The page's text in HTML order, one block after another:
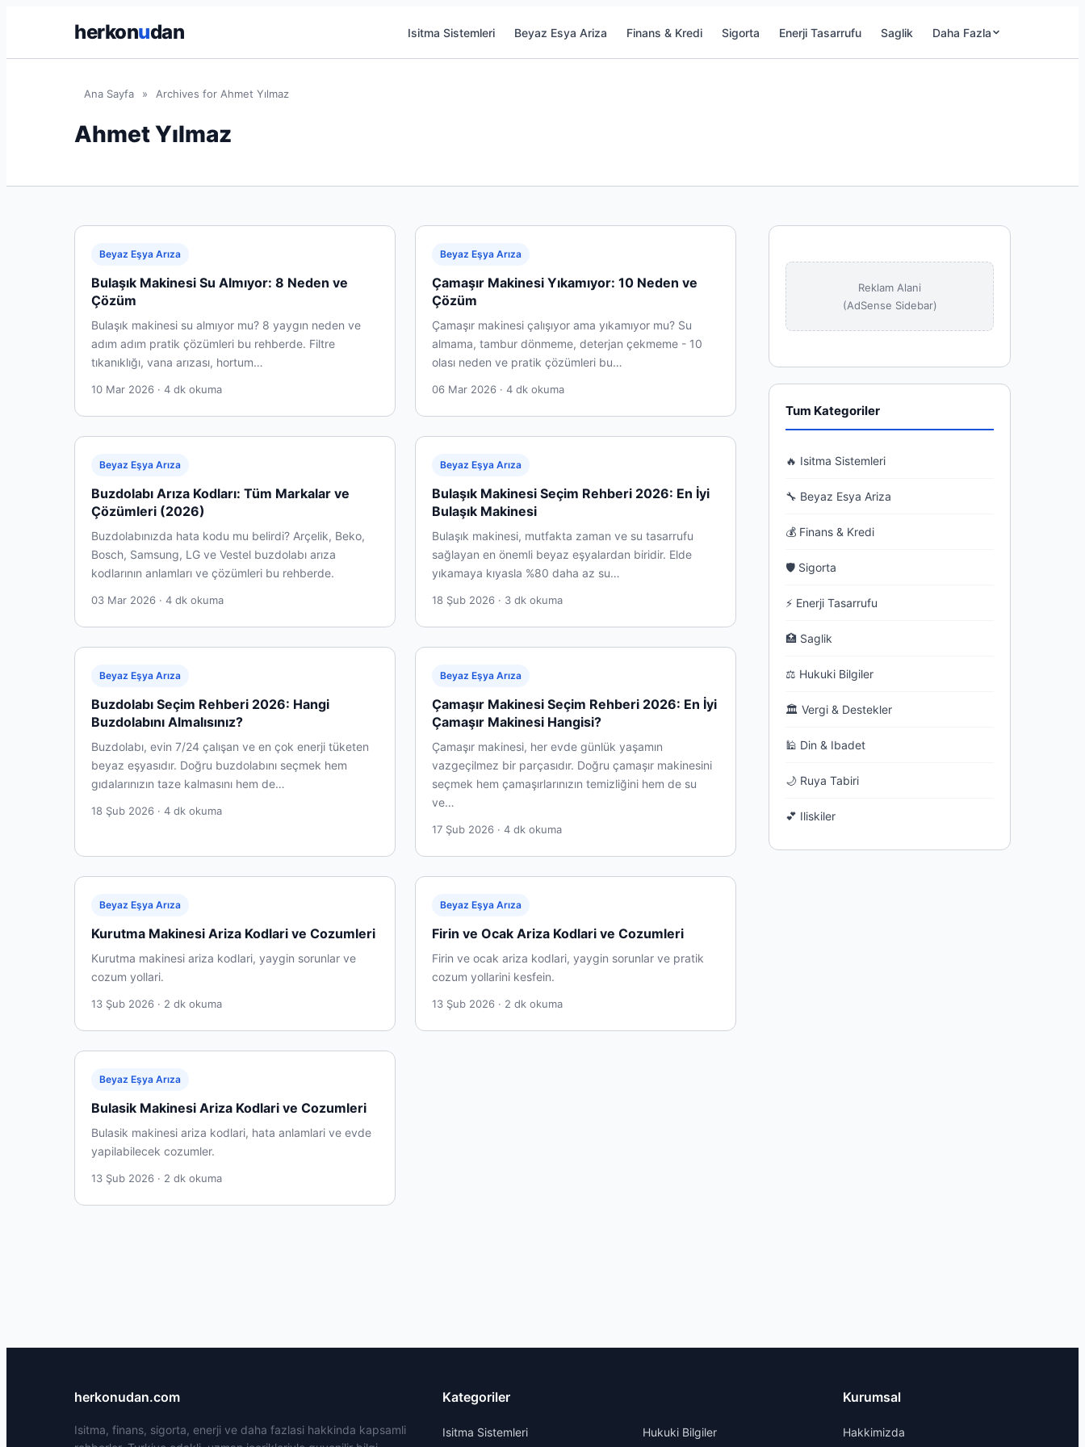
herkonudan Isitma Sistemleri Beyaz Esya Ariza Finans & Kredi Sigorta Enerji Tasarrufu Saglik Daha Fazla
Ana Sayfa » Archives for Ahmet Yılmaz
Ahmet Yılmaz
Beyaz Eşya Arıza
Bulaşık Makinesi Su Almıyor: 8 Neden ve
Çözüm
Bulaşık makinesi su almıyor mu? 8 yaygın neden ve
adım adım pratik çözümleri bu rehberde. Filtre
tıkanıklığı, vana arızası, hortum…
10 Mar 2026 · 4 dk okuma
Beyaz Eşya Arıza
Çamaşır Makinesi Yıkamıyor: 10 Neden ve
Çözüm
Çamaşır makinesi çalışıyor ama yıkamıyor mu? Su
almama, tambur dönmeme, deterjan çekmeme - 10
olası neden ve pratik çözümleri bu…
06 Mar 2026 · 4 dk okuma
Beyaz Eşya Arıza
Buzdolabı Arıza Kodları: Tüm Markalar ve
Çözümleri (2026)
Buzdolabınızda hata kodu mu belirdi? Arçelik, Beko,
Bosch, Samsung, LG ve Vestel buzdolabı arıza
kodlarının anlamları ve çözümleri bu rehberde.
03 Mar 2026 · 4 dk okuma
Beyaz Eşya Arıza
Bulaşık Makinesi Seçim Rehberi 2026: En İyi
Bulaşık Makinesi
Bulaşık makinesi, mutfakta zaman ve su tasarrufu
sağlayan en önemli beyaz eşyalardan biridir. Elde
yıkamaya kıyasla %80 daha az su…
18 Şub 2026 · 3 dk okuma
Beyaz Eşya Arıza
Buzdolabı Seçim Rehberi 2026: Hangi
Buzdolabını Almalısınız?
Buzdolabı, evin 7/24 çalışan ve en çok enerji tüketen
beyaz eşyasıdır. Doğru buzdolabını seçmek hem
gıdalarınızın taze kalmasını hem de…
18 Şub 2026 · 4 dk okuma
Beyaz Eşya Arıza
Çamaşır Makinesi Seçim Rehberi 2026: En İyi
Çamaşır Makinesi Hangisi?
Çamaşır makinesi, her evde günlük yaşamın
vazgeçilmez bir parçasıdır. Doğru çamaşır makinesini
seçmek hem çamaşırlarınızın temizliğini hem de su
ve…
17 Şub 2026 · 4 dk okuma
Beyaz Eşya Arıza
Kurutma Makinesi Ariza Kodlari ve Cozumleri
Kurutma makinesi ariza kodlari, yaygin sorunlar ve
cozum yollari.
13 Şub 2026 · 2 dk okuma
Beyaz Eşya Arıza
Firin ve Ocak Ariza Kodlari ve Cozumleri
Firin ve ocak ariza kodlari, yaygin sorunlar ve pratik
cozum yollarini kesfein.
13 Şub 2026 · 2 dk okuma
Beyaz Eşya Arıza
Bulasik Makinesi Ariza Kodlari ve Cozumleri
Bulasik makinesi ariza kodlari, hata anlamlari ve evde
yapilabilecek cozumler.
13 Şub 2026 · 2 dk okuma
Reklam Alani
(AdSense Sidebar)
Tum Kategoriler
🔥 Isitma Sistemleri
🔧 Beyaz Esya Ariza
💰 Finans & Kredi
🛡 Sigorta
⚡ Enerji Tasarrufu
🏥 Saglik
⚖ Hukuki Bilgiler
🏛 Vergi & Destekler
🕌 Din & Ibadet
🌙 Ruya Tabiri
💕 Iliskiler
herkonudan.com
Isitma, finans, sigorta, enerji ve daha fazlasi hakkinda kapsamli
Kategoriler
Isitma Sistemleri Hukuki Bilgiler
Kurumsal
Hakkimizda